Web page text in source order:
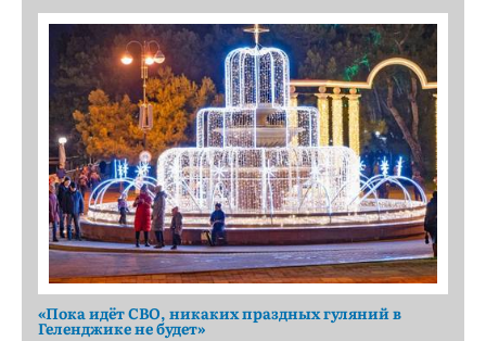
«Пока идёт СВО, никаких праздных гуляний в
Геленджике не будет»